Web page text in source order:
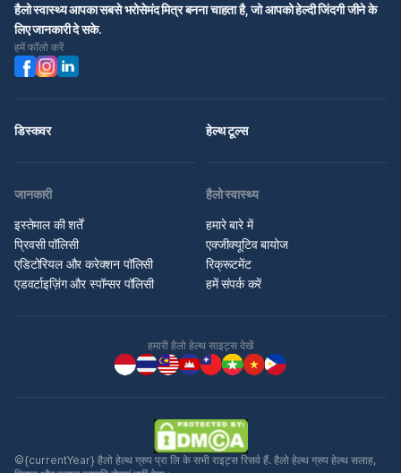
हैलो स्वास्थ्य आपका सबसे भरोसेमंद मित्र बनना चाहता है, जो आपको हेल्दी जिंदगी जीने के
लिए जानकारी दे सके.
हमें फॉलो करें
डिस्कवर हेल्थ टूल्स
जानकारी
इस्तेमाल की शर्तें
प्रिवसी पॉलिसी
एडिटोरियल और करेक्शन पॉलिसी
एडवर्टाइज़िंग और स्पॉन्सर पॉलिसी
हैलो स्वास्थ्य
हमारे बारे में
एक्जीक्यूटिव बायोज
रिक्रूटमेंट
हमें संपर्क करें
हमारी हैलो हेल्थ साइट्स देखें
©{currentYear} हैलो हेल्थ ग्रुप प्रा लि के सभी राइट्स रिसर्व हैं. हैलो हेल्थ ग्रुप हेल्थ सलाह,